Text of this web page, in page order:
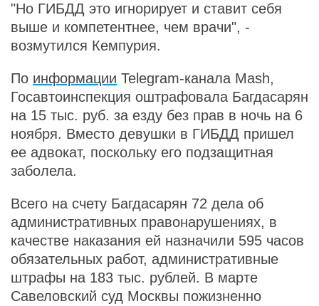
"Но ГИБДД это игнорирует и ставит себя
выше и компетентнее, чем врачи", -
возмутился Кемпурия.
По информации Telegram-канала Mash,
Госавтоинспекция оштрафовала Багдасарян
на 15 тыс. руб. за езду без прав в ночь на 6
ноября. Вместо девушки в ГИБДД пришел
ее адвокат, поскольку его подзащитная
заболела.
Всего на счету Багдасарян 72 дела об
административных правонарушениях, в
качестве наказания ей назначили 595 часов
обязательных работ, административные
штрафы на 183 тыс. рублей. В марте
Савеловский суд Москвы пожизненно